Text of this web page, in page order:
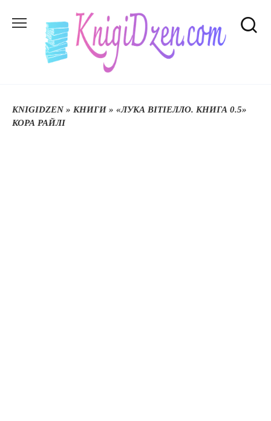
до
KNIGIDZEN» КНИГИ » «ЛУКА ВІТІЕЛЛО. КНИГА 0.5»
КОРА РАЙЛІ